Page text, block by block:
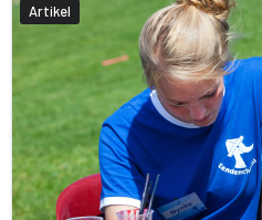
Artikel